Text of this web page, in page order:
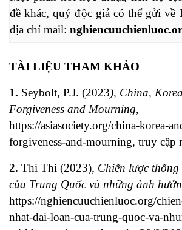
đề khác, quý độc giả có thể gửi về
địa chỉ mail:
TÀI LIỆU THAM KHẢO
1. Seybolt, P.J. (2023), China,
Forgiveness and Mourning,
https://asiasociety.org/china-korea-
forgiveness-and-mourning, truy cập
2. Thi Thi (2023), Chiến lược
của Trung Quốc và những ảnh
https://nghiencuuchienluoc.org/
nhat-dai-loan-cua-trung-quoc-va-